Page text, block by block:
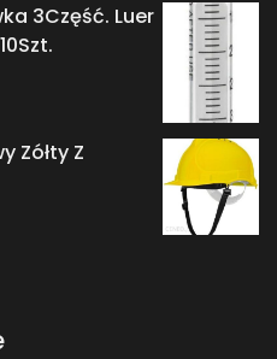
3Część. Luer
Zółty Z